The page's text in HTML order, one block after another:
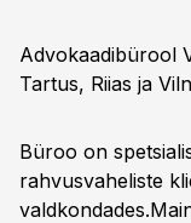
Advokaadibürool
Tartus, Riias ja
Büroo on
rahvusvaheliste